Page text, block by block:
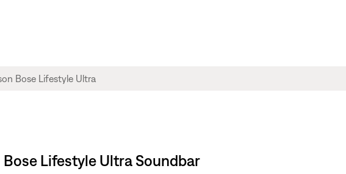
Lifestyle Ultra Soundbar